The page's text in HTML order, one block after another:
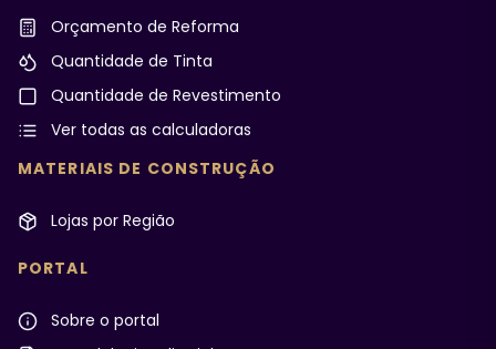
Orçamento de Reforma
Quantidade de Tinta
Quantidade de Revestimento
Ver todas as calculadoras
MATERIAIS DE CONSTRUÇÃO
Lojas por Região
PORTAL
Sobre o portal